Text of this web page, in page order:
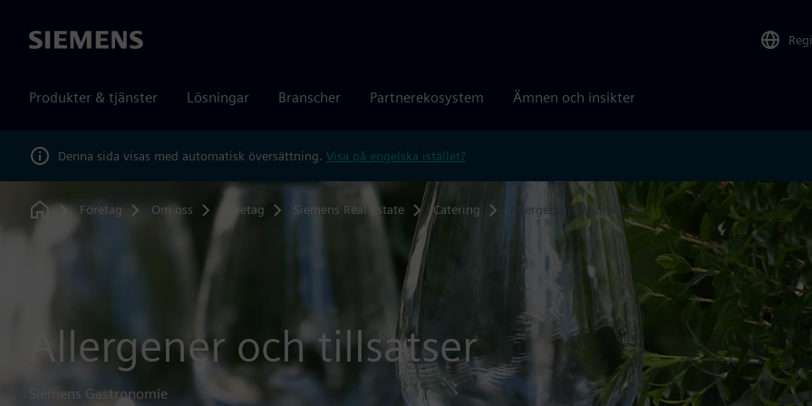
Siemens
Produkter & tjänster Lösningar Branscher Partnerekosystem Ämnen och insikter
Denna sida visas med automatisk översättning. Visa på engelska istället?
Home
Företag Om oss Företag Siemens Real Estate Catering Allergener och tillsatser
Allergener och tillsatser
Siemens Gastronomie